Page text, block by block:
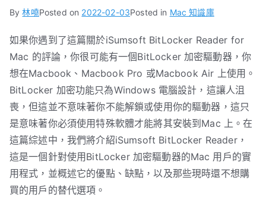
By林嘵Posted on 2022-02-03Posted in Mac 知識庫
如果你遇到了這篇關於iSumsoft BitLocker Reader for
Mac 的評論，你很可能有一個BitLocker 加密驅動器，你
想在Macbook、Macbook Pro 或Macbook Air 上使用。
BitLocker 加密功能只為Windows 電腦設計，這讓人沮
喪，但這並不意味著你不能解鎖或使用你的驅動器，這只
是意味著你必須使用特殊軟體才能將其安裝到Mac 上。在
這篇綜述中，我們將介紹iSumsoft BitLocker Reader，
這是一個針對使用BitLocker 加密驅動器的Mac 用戶的實
用程式，並概述它的優點、缺點，以及那些現時還不想購
買的用戶的替代選項。